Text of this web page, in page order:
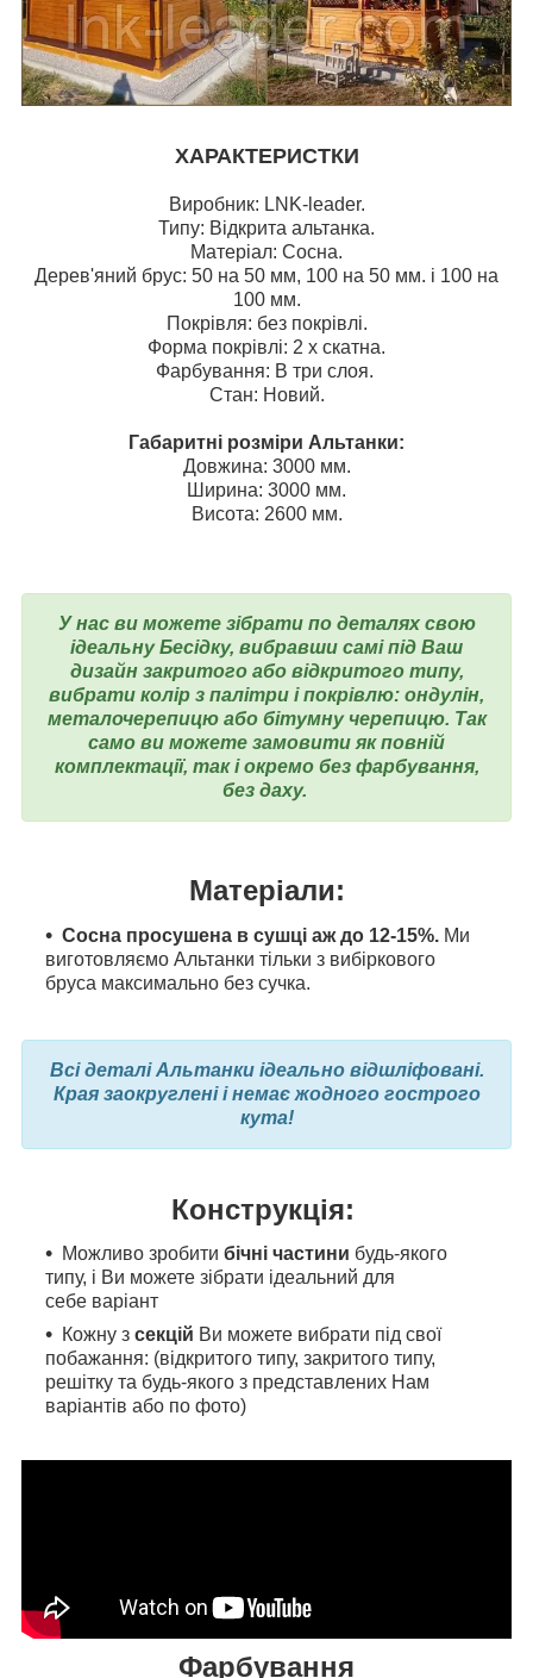
ХАРАКТЕРИСТКИ
Виробник: LNK-leader.
Типу: Відкрита альтанка.
Матеріал: Сосна.
Дерев'яний брус: 50 на 50 мм, 100 на 50 мм. і 100 на
100 мм.
Покрівля: без покрівлі.
Форма покрівлі: 2 х скатна.
Фарбування: В три слоя.
Стан: Новий.
Габаритні розміри Альтанки:
Довжина: 3000 мм.
Ширина: 3000 мм.
Висота: 2600 мм.
У нас ви можете зібрати по деталях свою
ідеальну Бесідку, вибравши самі під Ваш
дизайн закритого або відкритого типу,
вибрати колір з палітри і покрівлю: ондулін,
металочерепицю або бітумну черепицю. Так
само ви можете замовити як повній
комплектації, так і окремо без фарбування,
без даху.
Матеріали:
Сосна просушена в сушці аж до 12-15%. Ми
виготовляємо Альтанки тільки з вибіркового
бруса максимально без сучка.
Всі деталі Альтанки ідеально відшліфовані.
Края заокруглені і немає жодного гострого
кута!
Конструкція:
Можливо зробити бічні частини будь-якого
типу, і Ви можете зібрати ідеальний для
себе варіант
Кожну з секцій Ви можете вибрати під свої
побажання: (відкритого типу, закритого типу,
решітку та будь-якого з представлених Нам
варіантів або по фото)
Фарбування